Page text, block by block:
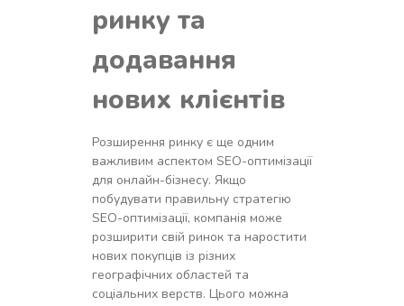
ринку та
додавання
нових клієнтів
Розширення ринку є ще одним
важливим аспектом SEO-оптимізації
для онлайн-бізнесу. Якщо
побудувати правильну стратегію
SEO-оптимізації, компанія може
розширити свій ринок та наростити
нових покупців із різних
географічних областей та
соціальних верств. Цього можна